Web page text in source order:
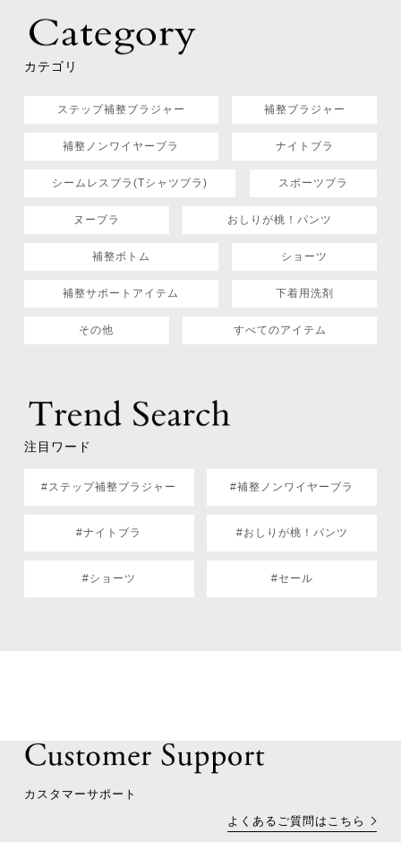
カテゴリ
ステップ補整ブラジャー 補整ブラジャー
補整ノンワイヤーブラ ナイトブラ
シームレスブラ(Tシャツブラ) スポーツブラ
ヌーブラ おしりが桃！パンツ
補整ボトム ショーツ
補整サポートアイテム 下着用洗剤
その他 すべてのアイテム
注目ワード
#ステップ補整ブラジャー #補整ノンワイヤーブラ
#ナイトブラ #おしりが桃！パンツ
#ショーツ #セール
カスタマーサポート
よくあるご質問はこちら